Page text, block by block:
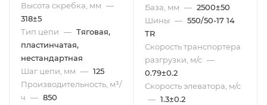
Высота скребка, мм —
318±5
Тип цепи — Тяговая,
пластинчатая,
нестандартная
Шаг цепи, мм — 125
Производительность, м³/
ч — 850
База, мм — 2500±50
Шины — 550/50-17 14
TR
Скорость транспортера
разгрузки, м/с —
0.79±0.2
Скорость элеватора, м/с
— 1.3±0.2